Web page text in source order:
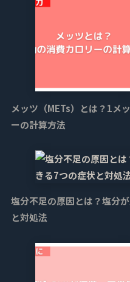
メッツ（METs）とは？1メ
ーの計算方法
塩分不足の原因とは？塩分
と対処法